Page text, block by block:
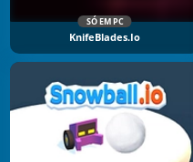
SÓ EM PC
KnifeBlades.io